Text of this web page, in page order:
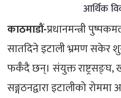
आर्थिक
काठमाडौं-प्रधानमन्त्री
सातदिने इटाली भ्रमण सकेर
फर्कँदै छन्। संयुक्त राष्ट्रसङ्घ,
सङ्गठनद्वारा इटालीको